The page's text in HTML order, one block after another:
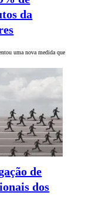
da
uma nova medida que
de
dos